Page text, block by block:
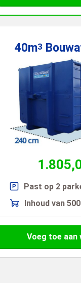
40m3
Past op 2
Inhoud van
Voeg toe aan